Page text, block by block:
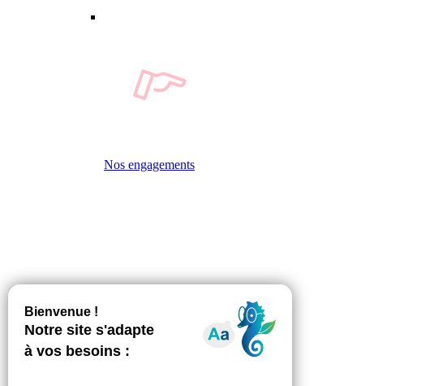
Nos engagements